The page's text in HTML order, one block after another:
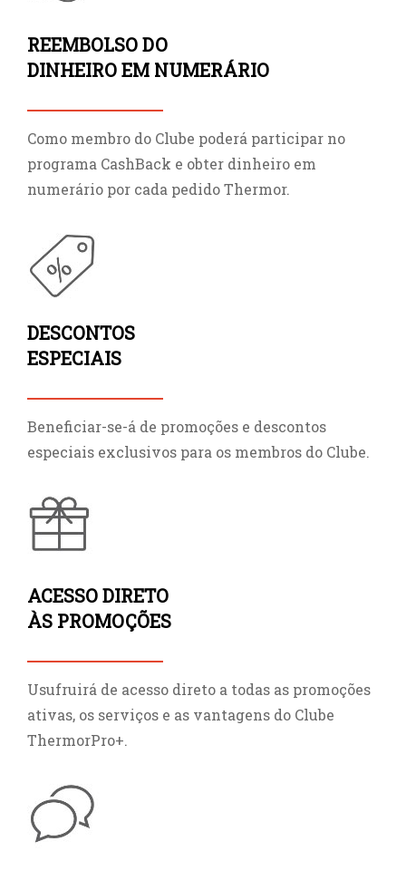
REEMBOLSO DO
DINHEIRO EM NUMERÁRIO
Como membro do Clube poderá participar no
programa CashBack e obter dinheiro em
numerário por cada pedido Thermor.
DESCONTOS
ESPECIAIS
Beneficiar-se-á de promoções e descontos
especiais exclusivos para os membros do Clube.
ACESSO DIRETO
ÀS PROMOÇÕES
Usufruirá de acesso direto a todas as promoções
ativas, os serviços e as vantagens do Clube
ThermorPro+.